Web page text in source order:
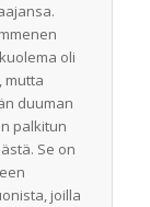
oli
mutta
duuman
palkitun
Se on
joilla